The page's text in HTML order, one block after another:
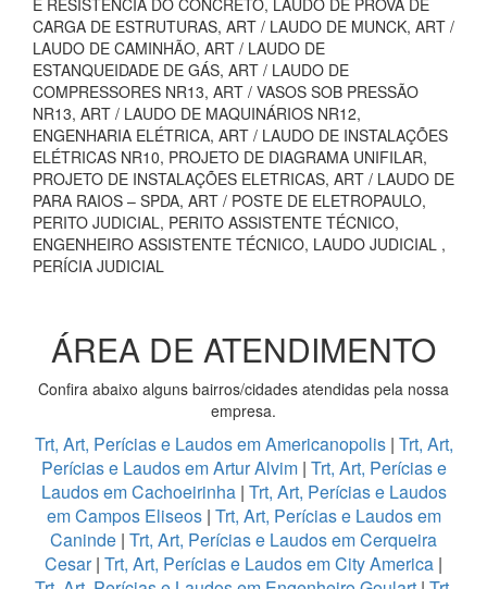
E RESISTÊNCIA DO CONCRETO, LAUDO DE PROVA DE
CARGA DE ESTRUTURAS, ART / LAUDO DE MUNCK, ART /
LAUDO DE CAMINHÃO, ART / LAUDO DE
ESTANQUEIDADE DE GÁS, ART / LAUDO DE
COMPRESSORES NR13, ART / VASOS SOB PRESSÃO
NR13, ART / LAUDO DE MAQUINÁRIOS NR12,
ENGENHARIA ELÉTRICA, ART / LAUDO DE INSTALAÇÕES
ELÉTRICAS NR10, PROJETO DE DIAGRAMA UNIFILAR,
PROJETO DE INSTALAÇÕES ELETRICAS, ART / LAUDO DE
PARA RAIOS – SPDA, ART / POSTE DE ELETROPAULO,
PERITO JUDICIAL, PERITO ASSISTENTE TÉCNICO,
ENGENHEIRO ASSISTENTE TÉCNICO, LAUDO JUDICIAL ,
PERÍCIA JUDICIAL
ÁREA DE ATENDIMENTO
Confira abaixo alguns bairros/cidades atendidas pela nossa
empresa.
Trt, Art, Perícias e Laudos em Americanopolis | Trt, Art,
Perícias e Laudos em Artur Alvim | Trt, Art, Perícias e
Laudos em Cachoeirinha| Trt, Art, Perícias e Laudos
em Campos Eliseos | Trt, Art, Perícias e Laudos em
Caninde | Trt, Art, Perícias e Laudos em Cerqueira
Cesar| Trt, Art, Perícias e Laudos em City America |